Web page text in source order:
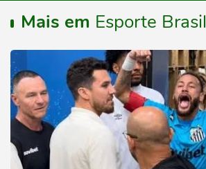
Mais em Esporte Brasil